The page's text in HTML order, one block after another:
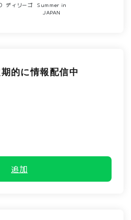
ディリーゴ
Summer in
JAPAN
的に情報配信中
追加